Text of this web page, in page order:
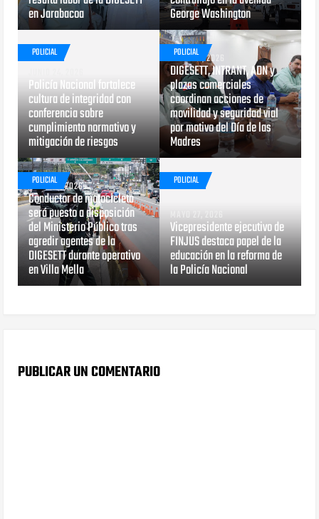
en Jarabacoa George Washington
POLICIAL
Policía Nacional fortalece
cultura de integridad con
conferencia sobre
cumplimiento normativo y
mitigación de riesgos
POLICIAL
MAYO 29, 2026
DIGESETT, INTRANT, ADN y
plazas comerciales
coordinan acciones de
movilidad y seguridad vial
por motivo del Día de las
Madres
POLICIAL
MAYO 29, 2026
Conductor de motocicleta
será puesto a disposición
del Ministerio Público tras
agredir agentes de la
DIGESETT durante operativo
en Villa Mella
POLICIAL
MAYO 27, 2026
Vicepresidente ejecutivo de
FINJUS destaca papel de la
educación en la reforma de
la Policía Nacional
PUBLICAR UN COMENTARIO